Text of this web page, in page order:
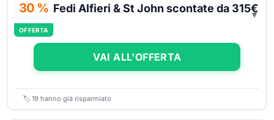
30 %
OFFERTA
Fedi Alfieri & St John scontate da 315€
VAI ALL'OFFERTA
🏷️ 19 hanno già risparmiato